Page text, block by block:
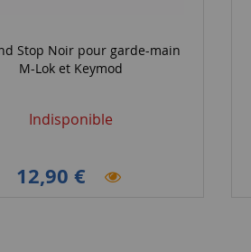
Stop Noir pour garde-main
M-Lok et Keymod
Indisponible
12,90 €